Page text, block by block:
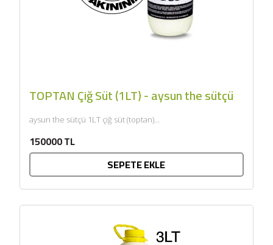
TOPTAN Çiğ Süt (1LT) - aysun the sütçü
aysun the sütçü 1LT çiğ süt (toptan)...
150000 TL
SEPETE EKLE